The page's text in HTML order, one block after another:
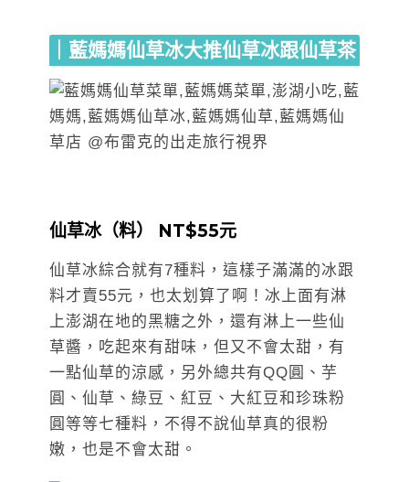
｜藍媽媽仙草冰大推仙草冰跟仙草茶
仙草冰（料） NT$55元
仙草冰綜合就有7種料，這樣子滿滿的冰跟
料才賣55元，也太划算了啊！冰上面有淋
上澎湖在地的黑糖之外，還有淋上一些仙
草醬，吃起來有甜味，但又不會太甜，有
一點仙草的涼感，另外總共有QQ圓、芋
圓、仙草、綠豆、紅豆、大紅豆和珍珠粉
圓等等七種料，不得不說仙草真的很粉
嫩，也是不會太甜。